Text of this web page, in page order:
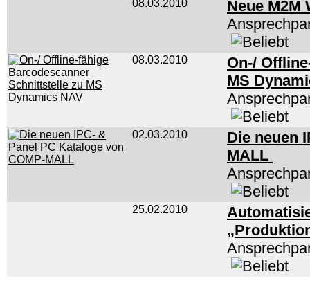
08.03.2010
Neue M2M
08.03.2010
On-/
MS
02.03.2010
Die neuen
MALL
25.02.2010